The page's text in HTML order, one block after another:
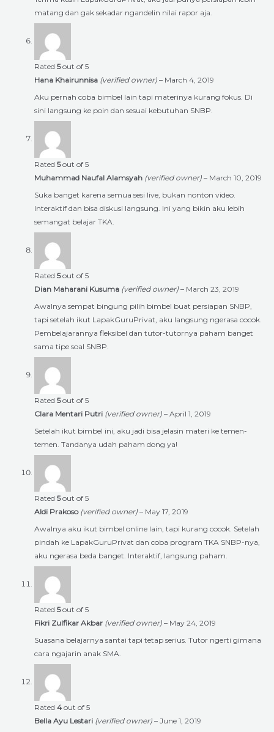
matang dan gak sekadar ngandelin nilai rapor aja.
Rated 5out of 5
Hana Khairunnisa (verified owner) – March 4, 2019
Aku pernah coba bimbel lain tapi materinya kurang fokus. Di
sini langsung ke poin dan sesuai kebutuhan SNBP.
Rated 5out of 5
Muhammad Naufal Alamsyah (verified owner) – March 10, 2019
Suka banget karena semua sesi live, bukan nonton video.
Interaktif dan bisa diskusi langsung. Ini yang bikin aku lebih
semangat belajar TKA.
Rated 5out of 5
Dian Maharani Kusuma (verified owner) – March 23, 2019
Awalnya sempat bingung pilih bimbel buat persiapan SNBP,
tapi setelah ikut LapakGuruPrivat, aku langsung ngerasa cocok.
Pembelajarannya fleksibel dan tutor-tutornya paham banget
sama tipe soal SNBP.
Rated 5out of 5
Clara Mentari Putri (verified owner) – April 1, 2019
Setelah ikut bimbel ini, aku jadi bisa jelasin materi ke temen-
temen. Tandanya udah paham dong ya!
Rated 5out of 5
Aldi Prakoso (verified owner) – May 17, 2019
Awalnya aku ikut bimbel online lain, tapi kurang cocok. Setelah
pindah ke LapakGuruPrivat dan coba program TKA SNBP-nya,
aku ngerasa beda banget. Interaktif, langsung paham.
Rated 5out of 5
Fikri Zulfikar Akbar (verified owner) – May 24, 2019
Suasana belajarnya santai tapi tetap serius. Tutor ngerti gimana
cara ngajarin anak SMA.
Rated 4 out of 5
Bella Ayu Lestari (verified owner) – June 1, 2019